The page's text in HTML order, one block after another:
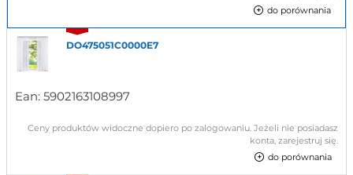
do porównania
DO475051C0000E7
Ean: 5902163108997
Ceny produktów widoczne dopiero po zalogowaniu. Jeżeli nie posiadasz
konta, zarejestruj się.
do porównania